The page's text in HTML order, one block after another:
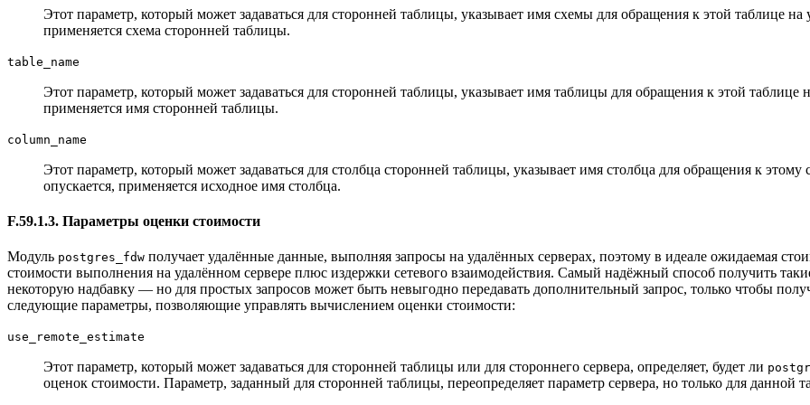
Этот параметр, который может задаваться для сторонней таблицы, указывает имя схемы для обращения к этой таблице
применяется схема сторонней таблицы.
table_name
Этот параметр, который может задаваться для сторонней таблицы, указывает имя таблицы для обращения к этой таблице
применяется имя сторонней таблицы.
column_name
Этот параметр, который может задаваться для столбца сторонней таблицы, указывает имя столбца для обращения к
опускается, применяется исходное имя столбца.
F.59.1.3. Параметры оценки стоимости
Модуль postgres_fdw получает удалённые данные, выполняя запросы на удалённых серверах, поэтому в идеале ожидаемая
стоимости выполнения на удалённом сервере плюс издержки сетевого взаимодействия. Самый надёжный способ получить
некоторую надбавку — но для простых запросов может быть невыгодно передавать дополнительный запрос, только чтобы
следующие параметры, позволяющие управлять вычислением оценки стоимости:
use_remote_estimate
Этот параметр, который может задаваться для сторонней таблицы или для стороннего сервера, определяет, будет ли
оценок стоимости. Параметр, заданный для сторонней таблицы, переопределяет параметр сервера, но только для